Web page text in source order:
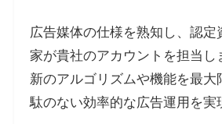
広告媒体の仕様を熟知し、認定
家が貴社のアカウントを担当し
新のアルゴリズムや機能を最大
駄のない効率的な広告運用を実